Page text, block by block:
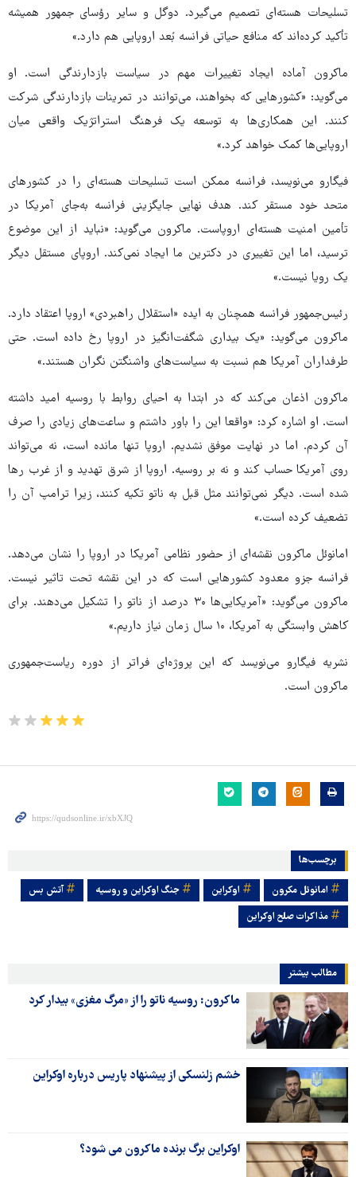
تسلیحات هسته‌ای تصمیم می‌گیرد. دوگل و سایر رؤسای جمهور همیشه
تأکید کرده‌اند که منافع حیاتی فرانسه بُعد اروپایی هم دارد.»
ماکرون آماده ایجاد تغییرات مهم در سیاست بازدارندگی است. او
می‌گوید: «کشورهایی که بخواهند، می‌توانند در تمرینات بازدارندگی شرکت
کنند. این همکاری‌ها به توسعه یک فرهنگ استراتژیک واقعی میان
اروپایی‌ها کمک خواهد کرد.»
فیگارو می‌نویسد، فرانسه ممکن است تسلیحات هسته‌ای را در کشورهای
متحد خود مستقر کند. هدف نهایی جایگزینی فرانسه به‌جای آمریکا در
تأمین امنیت هسته‌ای اروپاست. ماکرون می‌گوید: «نباید از این موضوع
ترسید، اما این تغییری در دکترین ما ایجاد نمی‌کند. اروپای مستقل دیگر
یک رویا نیست.»
رئیس‌جمهور فرانسه همچنان به ایده «استقلال راهبردی» اروپا اعتقاد دارد.
ماکرون می‌گوید: «یک بیداری شگفت‌انگیز در اروپا رخ داده است. حتی
طرفداران آمریکا هم نسبت به سیاست‌های واشنگتن نگران هستند.»
ماکرون اذعان می‌کند که در ابتدا به احیای روابط با روسیه امید داشته
است. او اشاره کرد: «واقعا این را باور داشتم و ساعت‌های زیادی را صرف
آن کردم. اما در نهایت موفق نشدیم. اروپا تنها مانده است، نه می‌تواند
روی آمریکا حساب کند و نه بر روسیه. اروپا از شرق تهدید و از غرب رها
شده است. دیگر نمی‌توانند مثل قبل به ناتو تکیه کنند، زیرا ترامپ آن را
تضعیف کرده است.»
امانوئل ماکرون نقشه‌ای از حضور نظامی آمریکا در اروپا را نشان می‌دهد.
فرانسه جزو معدود کشورهایی است که در این نقشه تحت تاثیر نیست.
ماکرون می‌گوید: «آمریکایی‌ها ۳۰ درصد از ناتو را تشکیل می‌دهند. برای
کاهش وابستگی به آمریکا، ۱۰ سال زمان نیاز داریم.»
نشریه فیگارو می‌نویسد که این پروژه‌ای فراتر از دوره ریاست‌جمهوری
ماکرون است.
برچسب‌ها
امانوئل مکرون اوکراین جنگ اوکراین و روسیه
آتش بس
مذاکرات صلح اوکراین
مطالب بیشتر
ماکرون: روسیه ناتو را از «مرگ مغزی» بیدار کرد
خشم زلنسکی از پیشنهاد پاریس درباره اوکراین
اوکراین برگ برنده ماکرون می شود؟